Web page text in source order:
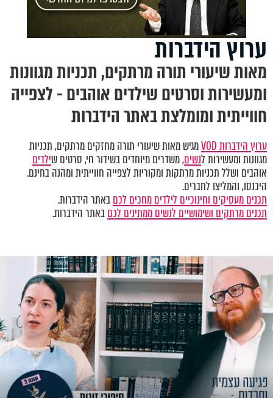
ערוץ הידברות
מאות שיעורי תורה מרתקים, תכניות מגוונות
ומעשירות וסרטים שילדים אוהבים - לצפייה
חווייתית ומומלצת באתר הידברות
ערוץ הידברות VOD
מגיש מאות שיעורי תורה מחזקים מרתקים, תכניות
מגוונות ומעשירות לנשים, משדרים מיוחדים בשידור חי, סרטים שילדים
אוהבים ושלל תכניות מרתקות ומקוריות לצפייה חווייתית ומהנה בחינם.
היכנסו, והמליצו לחברים.
תכנים מעסיקים וחינוכיים לילדים מחכים לכםבאתר הידברות.
תכנים מרתקים ושימושיים לנשים ממתינים לכםבאתר הידברות.